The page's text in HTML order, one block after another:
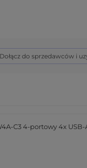
do sprzedawców i
C3 4-portowy 4x USB-